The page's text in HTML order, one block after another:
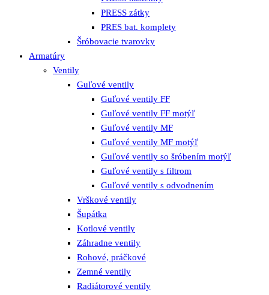
PRESS zátky
PRES bat. komplety
Šróbovacie tvarovky
Armatúry
Ventily
Guľové ventily
Guľové ventily FF
Guľové ventily FF motýľ
Guľové ventily MF
Guľové ventily MF motýľ
Guľové ventily so šróbením motýľ
Guľové ventily s filtrom
Guľové ventily s odvodnením
Vrškové ventily
Šupátka
Kotlové ventily
Záhradne ventily
Rohové, práčkové
Zemné ventily
Radiátorové ventily